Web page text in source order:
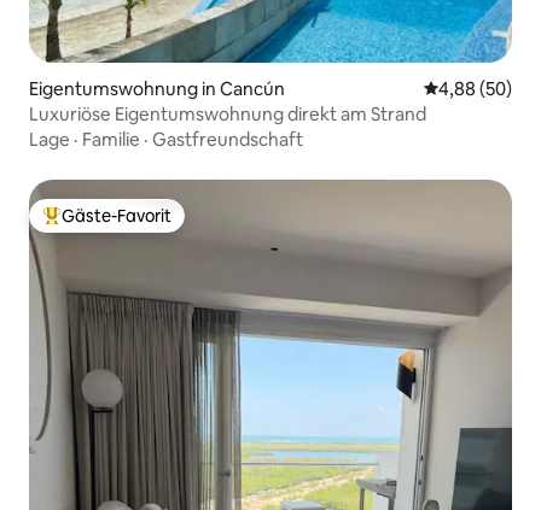
Eigentumswohnung in Cancún
4,88 (50)
Luxuriöse Eigentumswohnung direkt am Strand
Lage · Familie · Gastfreundschaft
Beliebter Gäste-Favorit.
Gäste-Favorit